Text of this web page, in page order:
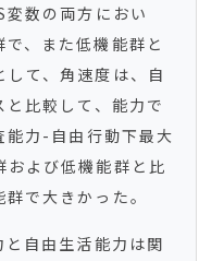
数の両方におい
、また低機能群と
て、角速度は、自
比較して、能力で
能力-自由行動下最大
および低機能群と比
で大きかった。
自由生活能力は関